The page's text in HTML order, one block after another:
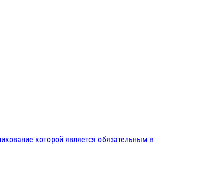
которой является обязательным в